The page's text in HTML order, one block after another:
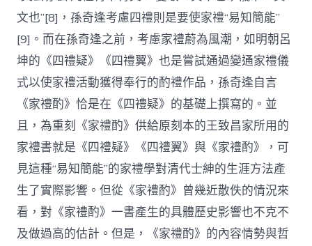
文也”[8]，孫奇逢考慮四禮則是要使家禮“易知簡能”
[9]。而在孫奇逢之前，考慮家禮蔚為風潮，如明朝呂
坤的《四禮疑》《四禮翼》也是嘗試通過變通家禮儀
式以使家禮活動獲得奉行的酌禮作品，孫奇逢自言
《家禮酌》恰是在《四禮疑》的基礎上撰寫的。並
且，為重刻《家禮酌》供給原刻本的王致昌家所用的
家禮書就是《四禮疑》《四禮翼》與《家禮酌》，可
見這種“易知簡能”的家禮學對清代士紳的生涯方法產
生了實際影響。但從《家禮酌》曾幾近散佚的情況來
看，對《家禮酌》一書產生的具體歷史影響也不克不
及做過高的估計。但是，《家禮酌》的內容情勢與哲